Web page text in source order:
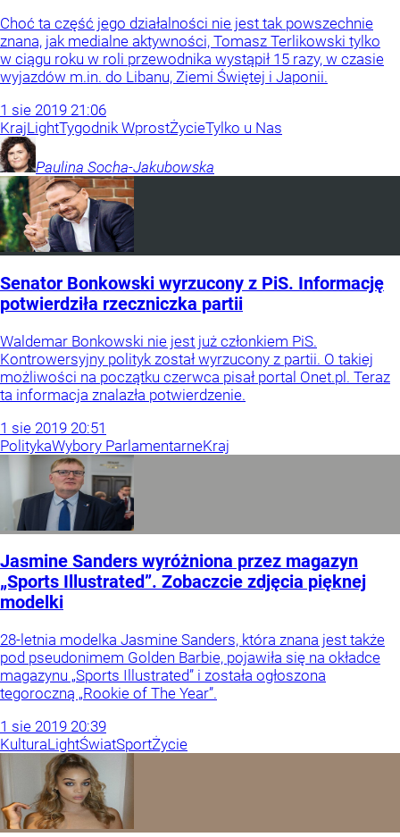
Choć ta część jego działalności nie jest tak powszechnie
znana, jak medialne aktywności, Tomasz Terlikowski tylko
w ciągu roku w roli przewodnika wystąpił 15 razy, w czasie
wyjazdów m.in. do Libanu, Ziemi Świętej i Japonii.
1 sie 2019 21:06
KrajLightTygodnik WprostŻycieTylko u Nas
Paulina Socha-Jakubowska
Senator Bonkowski wyrzucony z PiS. Informację
potwierdziła rzeczniczka partii
Waldemar Bonkowski nie jest już członkiem PiS.
Kontrowersyjny polityk został wyrzucony z partii. O takiej
możliwości na początku czerwca pisał portal Onet.pl. Teraz
ta informacja znalazła potwierdzenie.
1 sie 2019 20:51
PolitykaWybory ParlamentarneKraj
Jasmine Sanders wyróżniona przez magazyn
„Sports Illustrated”. Zobaczcie zdjęcia pięknej
modelki
28-letnia modelka Jasmine Sanders, która znana jest także
pod pseudonimem Golden Barbie, pojawiła się na okładce
magazynu „Sports Illustrated” i została ogłoszona
tegoroczną „Rookie of The Year”.
1 sie 2019 20:39
KulturaLightŚwiatSportŻycie